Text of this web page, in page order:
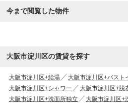
今まで閲覧した物件
大阪市淀川区の賃貸を探す
大阪市淀川区+給湯
大阪市淀川区+バスト
大阪市淀川区+シャワー
大阪市淀川区+脱
大阪市淀川区+洗面所独立
大阪市淀川区+